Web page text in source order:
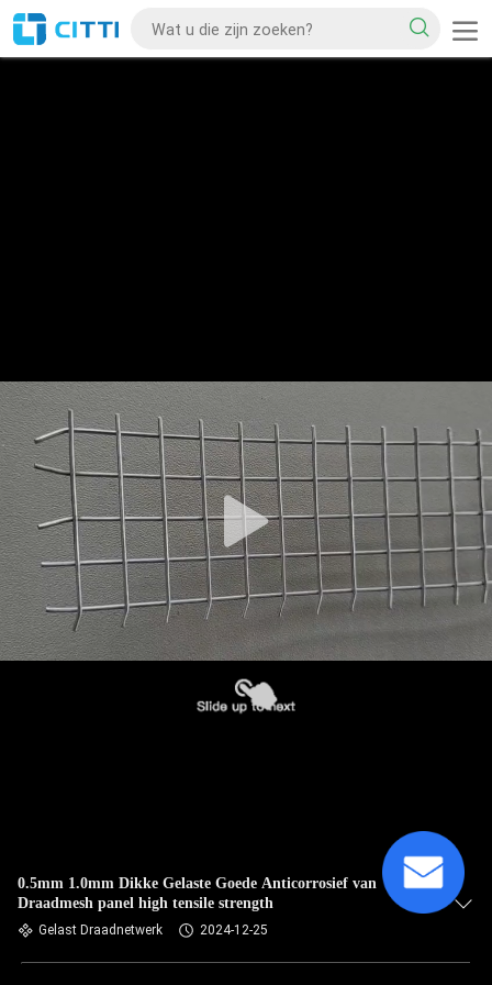
0.5mm 1.0mm Dikke Gelaste Goede Anticorrosief van
Draadmesh panel high tensile strength
Gelast Draadnetwerk 2024-12-25